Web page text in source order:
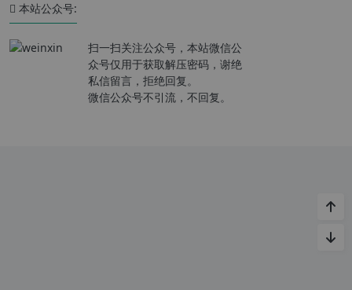
本站公众号:
扫一扫关注公众号，本站微信公
众号仅用于获取解压密码，谢绝
私信留言，拒绝回复。
微信公众号不引流，不回复。